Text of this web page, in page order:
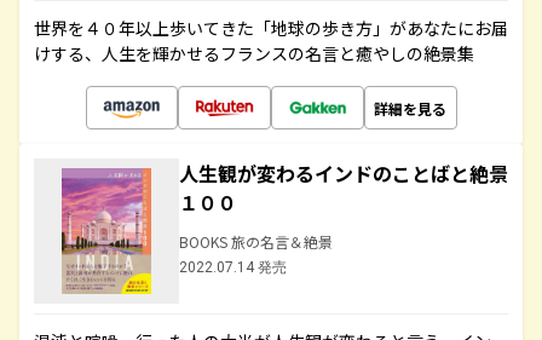
世界を４０年以上歩いてきた「地球の歩き方」があなたにお届
けする、人生を輝かせるフランスの名言と癒やしの絶景集
詳細を見る
人生観が変わるインドのことばと絶景
１００
BOOKS 旅の名言＆絶景
2022.07.14 発売